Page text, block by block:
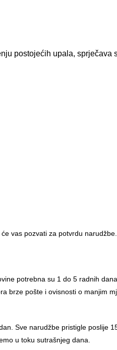
postojećih upala, sprječava
vas pozvati za potvrdu narudžbe.
potrebna su 1 do 5 radnih
brze pošte i ovisnosti o manjim
Sve narudžbe pristigle poslije
u toku sutrašnjeg dana.